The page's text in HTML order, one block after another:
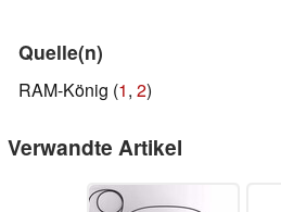
Quelle(n)
RAM-König (1, 2)
Verwandte Artikel